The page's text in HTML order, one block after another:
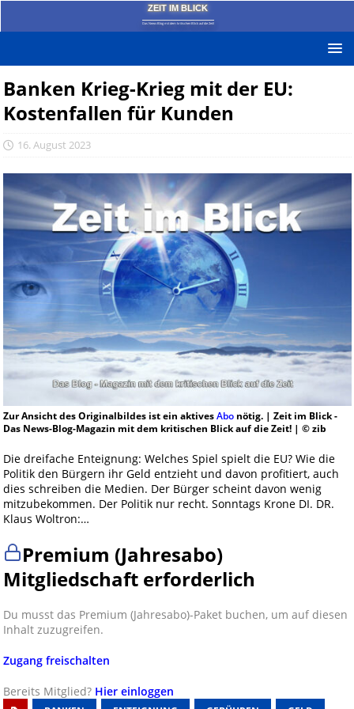
ZEIT IM BLICK
Das News-Blog mit dem kritischen Blick auf die Zeit!
Banken Krieg-Krieg mit der EU:
Kostenfallen für Kunden
16. August 2023
Zur Ansicht des Originalbildes ist ein aktivesAbonötig. | Zeit im Blick -
Das News-Blog-Magazin mit dem kritischen Blick auf die Zeit! | © zib
Die dreifache Enteignung: Welches Spiel spielt die EU? Wie die
Politik den Bürgern ihr Geld entzieht und davon profitiert, auch
dies schreiben die Medien. Der Bürger scheint davon wenig
mitzubekommen. Der Politik nur recht. Sonntags Krone DI. DR.
Klaus Woltron:…
Premium (Jahresabo)
Mitgliedschaft erforderlich
Du musst das Premium (Jahresabo)-Paket buchen, um auf diesen
Inhalt zuzugreifen.
Zugang freischalten
Bereits Mitglied? Hier einloggen